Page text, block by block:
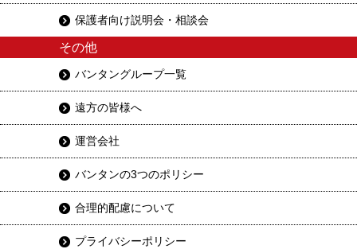
保護者向け説明会・相談会
その他
バンタングループ一覧
遠方の皆様へ
運営会社
バンタンの3つのポリシー
合理的配慮について
プライバシーポリシー